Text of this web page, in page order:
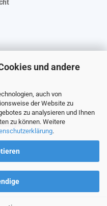
und andere
auch von
der Website zu
zu analysieren und Ihnen
zu können. Weitere
.